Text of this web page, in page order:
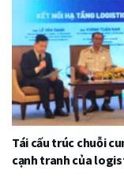
Tái cấu trúc chuỗi
cạnh tranh của